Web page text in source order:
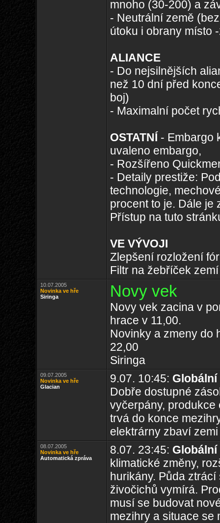
mnoho (30-200) a
- Neutrální země
útoku i obrany místo
ALIANCE
- Do nejsilnějších
než 10 dní před
boj)
- Maximalní počet
OSTATNÍ - Embargo
uvaleno embargo,
- Rozšířeno
- Detaily prestiže:
technologie,
procent to je. Dále je
Přístup na tuto
VE VÝVOJI
Zlepšení rozložení
Filtr na žebříček
10.07.2005
Novinka ve hře
Siringa
Novy vek
Novy vek zacina v
hrace v 11,00.
Novinky a zmeny do
22,00
Siringa
09.07.2005
Novinka ve hře
Glacian
9.07. 10:45:
Dobře dostupné
vyčerpány,
trvá do konce
elektrárny zbaví
08.07.2005
Novinka ve hře
Automatická zpráva
8.07. 23:45:
klimatické změny,
hurikány. Půda
živočichů vymírá.
musí se budovat
mezihry a situace se